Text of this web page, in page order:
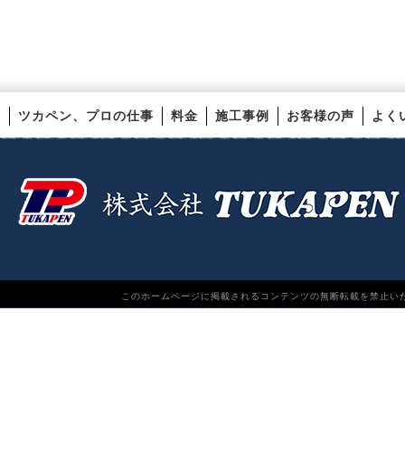
ツカペン、プロの仕事 料金 施工事例 お客様の声 よく
このホームページに掲載されるコンテンツの無断転載を禁